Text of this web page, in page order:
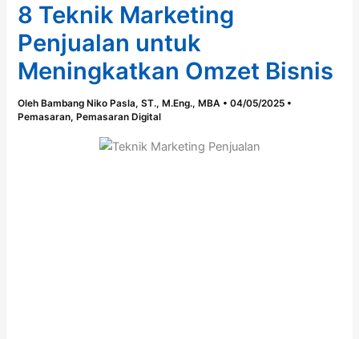
8 Teknik Marketing
Penjualan untuk
Meningkatkan Omzet Bisnis
Oleh Bambang Niko Pasla, ST., M.Eng., MBA •04/05/2025 •
Pemasaran, Pemasaran Digital